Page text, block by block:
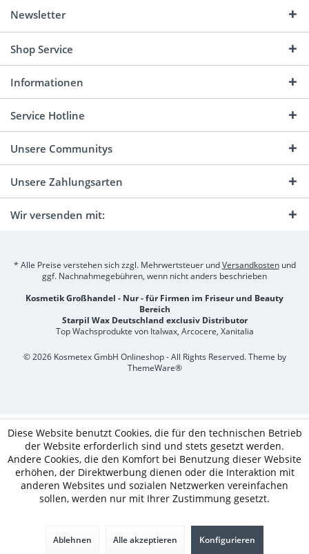
Newsletter
Shop Service
Informationen
Service Hotline
Unsere Communitys
Unsere Zahlungsarten
Wir versenden mit:
* Alle Preise verstehen sich zzgl. Mehrwertsteuer undVersandkostenund
ggf. Nachnahmegebühren, wenn nicht anders beschrieben
Kosmetik Großhandel - Nur - für Firmen im Friseur und Beauty
Bereich
Starpil Wax Deutschland exclusiv Distributor
Top Wachsprodukte von Italwax, Arcocere, Xanitalia
© 2026 Kosmetex GmbH Onlineshop - All Rights Reserved. Theme by
ThemeWare®
Diese Website benutzt Cookies, die für den technischen Betrieb
der Website erforderlich sind und stets gesetzt werden.
Andere Cookies, die den Komfort bei Benutzung dieser Website
erhöhen, der Direktwerbung dienen oder die Interaktion mit
anderen Websites und sozialen Netzwerken vereinfachen
sollen, werden nur mit Ihrer Zustimmung gesetzt.
Ablehnen Alle akzeptieren Konfigurieren